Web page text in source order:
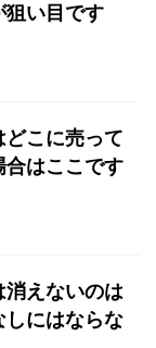
狙い目です
どこに売って
合はここです
消えないのは
しにはならな